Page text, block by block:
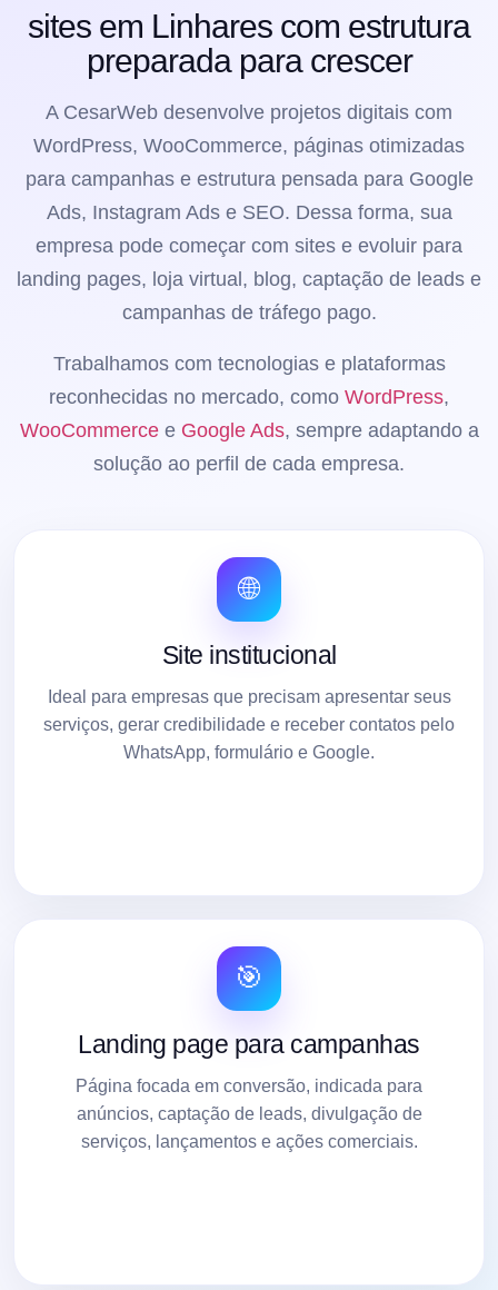
sites em Linhares com estrutura
preparada para crescer
A CesarWeb desenvolve projetos digitais com
WordPress, WooCommerce, páginas otimizadas
para campanhas e estrutura pensada para Google
Ads, Instagram Ads e SEO. Dessa forma, sua
empresa pode começar com sites e evoluir para
landing pages, loja virtual, blog, captação de leads e
campanhas de tráfego pago.
Trabalhamos com tecnologias e plataformas
reconhecidas no mercado, como WordPress,
WooCommercee Google Ads, sempre adaptando a
solução ao perfil de cada empresa.
🌐
Site institucional
Ideal para empresas que precisam apresentar seus
serviços, gerar credibilidade e receber contatos pelo
WhatsApp, formulário e Google.
🎯
Landing page para campanhas
Página focada em conversão, indicada para
anúncios, captação de leads, divulgação de
serviços, lançamentos e ações comerciais.